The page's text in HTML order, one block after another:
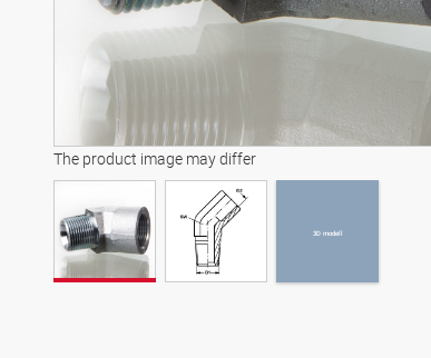
The product image may differ
3D modell